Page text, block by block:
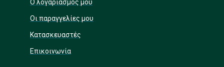
Ο λογαριασμός μου
Οι παραγγελίες μου
Κατασκευαστές
Επικοινωνία